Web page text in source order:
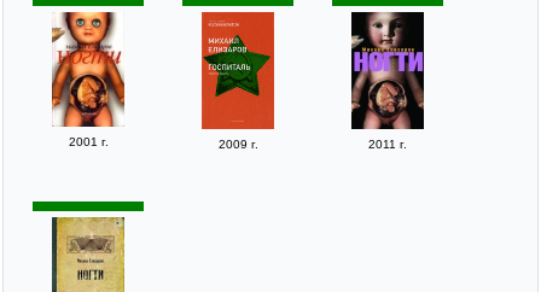
2001 г. 2009 г. 2011 г.